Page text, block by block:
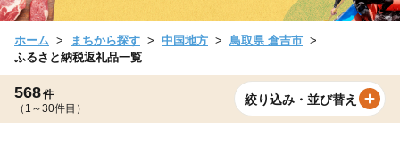
ホーム まちから探す 中国地方
鳥取県 倉吉市
ふるさと納税返礼品一覧
568件
（1～30件目）
絞り込み・並び替え